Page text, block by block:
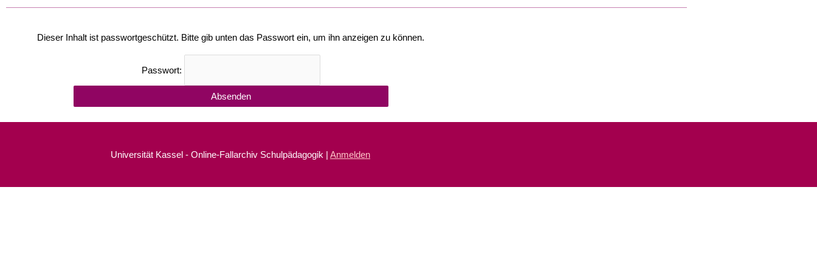
Dieser Inhalt ist passwortgeschützt. Bitte gib unten das Passwort ein, um ihn anzeigen zu können.
Passwort:
Universität Kassel - Online-Fallarchiv Schulpädagogik | Anmelden